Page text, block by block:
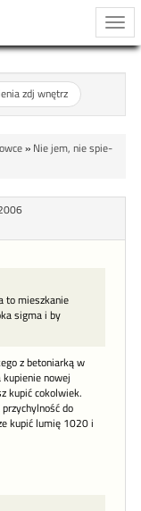
zdj wnętrz
» Nie jem, nie spie-
to mieszkanie
sigma i by
z betoniarką w
nowej
kupić cokolwiek.
do
kupić lumię 1020 i